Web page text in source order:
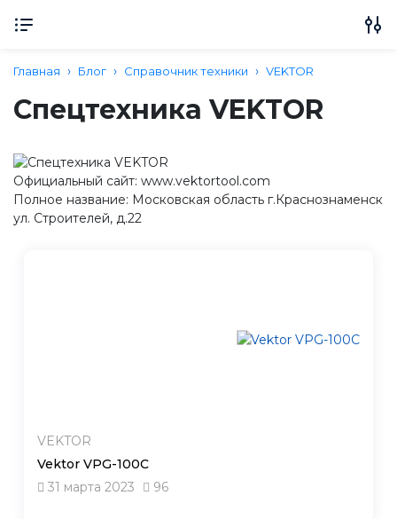
Главная Блог Справочник техники VEKTOR
Спецтехника VEKTOR
Официальный сайт: www.vektortool.com
Полное название: Московская область г.Краснознаменск
ул. Строителей, д.22
VEKTOR
Vektor VPG-100C
31 марта 2023
96